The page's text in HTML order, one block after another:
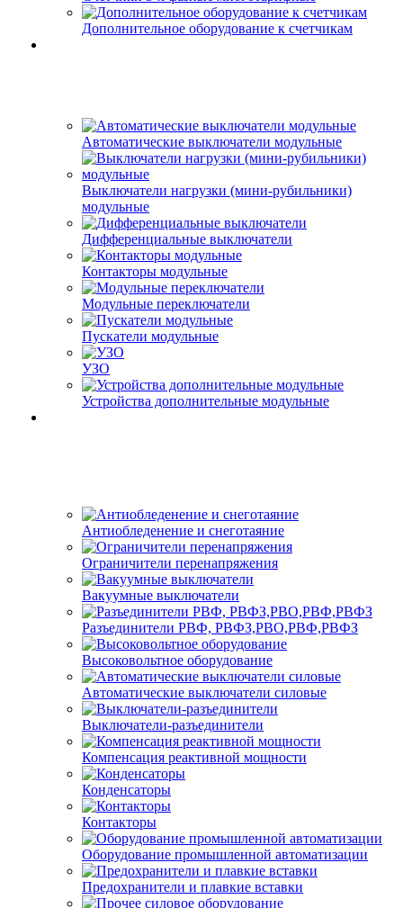
Дополнительное оборудование к счетчикам
Автоматические выключатели модульные
Выключатели нагрузки (мини-рубильники)
модульные
Дифференциальные выключатели
Контакторы модульные
Модульные переключатели
Пускатели модульные
УЗО
Устройства дополнительные модульные
Антиобледенение и снеготаяние
Ограничители перенапряжения
Вакуумные выключатели
Разъединители РВФ, РВФЗ,РВО,РВФ,РВФЗ
Высоковольтное оборудование
Автоматические выключатели cиловые
Выключатели-разъединители
Компенсация реактивной мощности
Конденсаторы
Контакторы
Оборудование промышленной автоматизации
Предохранители и плавкие вставки